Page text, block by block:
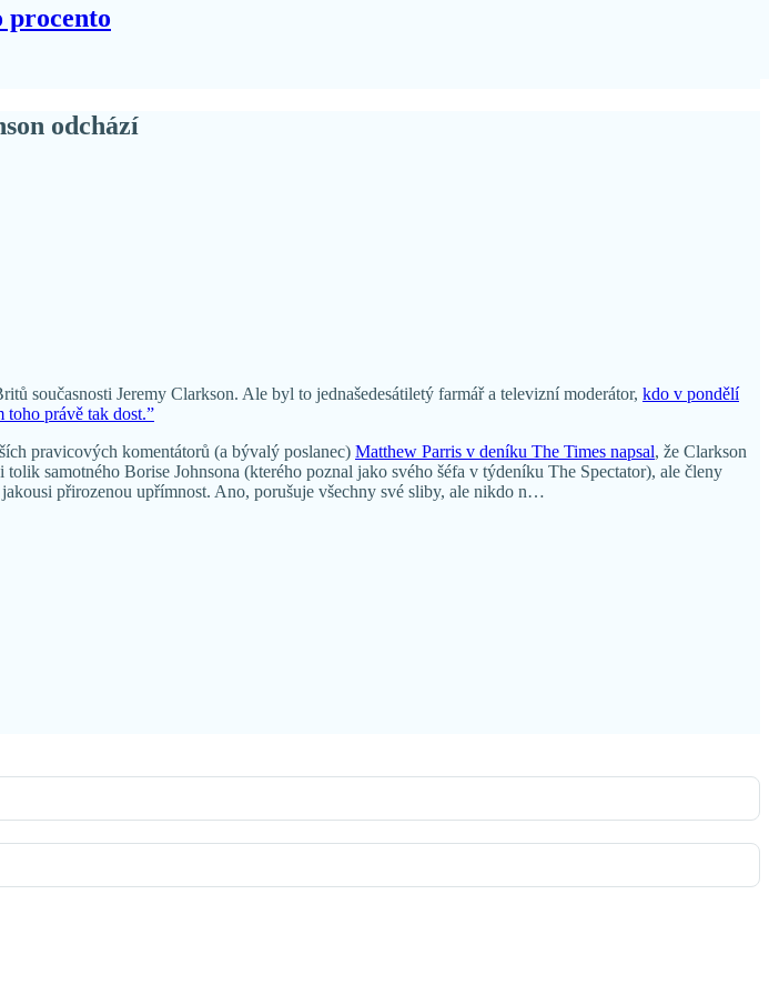
procento
odchází
současnosti Jeremy Clarkson. Ale byl to jednašedesátiletý farmář a televizní moderátor, kdo v pondělí
toho právě tak dost.”
pravicových komentátorů (a bývalý poslanec) Matthew Parris v deníku The Times napsal, že Clarkson
samotného Borise Johnsona (kterého poznal jako svého šéfa v týdeníku The Spectator), ale členy
přirozenou upřímnost. Ano, porušuje všechny své sliby, ale nikdo n…